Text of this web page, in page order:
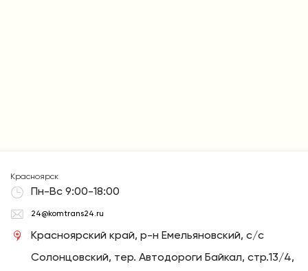
Красноярск
Пн-Вс 9:00-18:00
24@komtrans24.ru
Красноярский край, р-н Емельяновский, с/с
Солонцовский, тер. Автодороги Байкал, стр.13/4,